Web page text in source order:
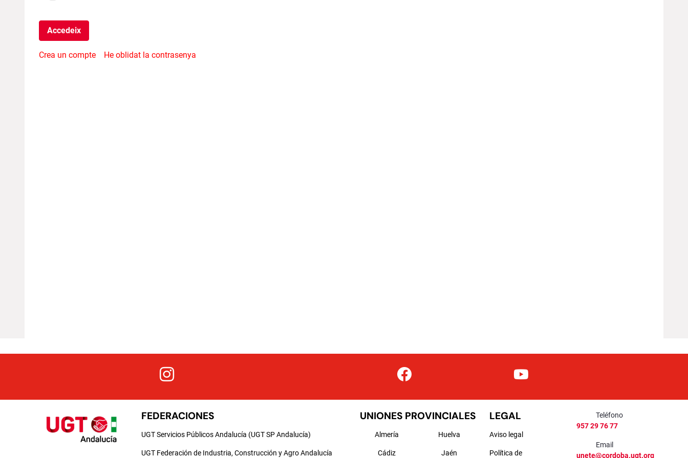
Accedeix
Crea un compte He oblidat la contrasenya
FEDERACIONES
UGT Servicios Públicos Andalucía (UGT SP Andalucía)
UGT Federación de Industria, Construcción y Agro Andalucía
UNIONES PROVINCIALES
Almería
Cádiz
Huelva
Jaén
LEGAL
Aviso legal
Política de
Teléfono
957 29 76 77
Email
unete@cordoba.ugt.org